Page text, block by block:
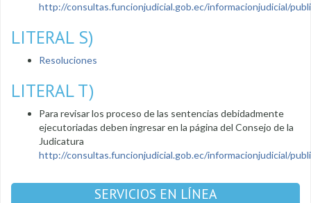
http://consultas.funcionjudicial.gob.ec/informacionjudicial/
LITERAL S)
Resoluciones
LITERAL T)
Para revisar los proceso de las sentencias debidadmente
ejecutoriadas deben ingresar en la página del Consejo de la
Judicatura
http://consultas.funcionjudicial.gob.ec/informacionjudicial/
SERVICIOS EN LÍNEA